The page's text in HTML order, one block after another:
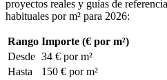
proyectos reales y guías de
habituales por m² para 2026:
Rango Importe (€ por m²)
Desde 34 € por m²
Hasta
150 € por m²